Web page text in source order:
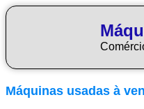
Máquinas usadas à